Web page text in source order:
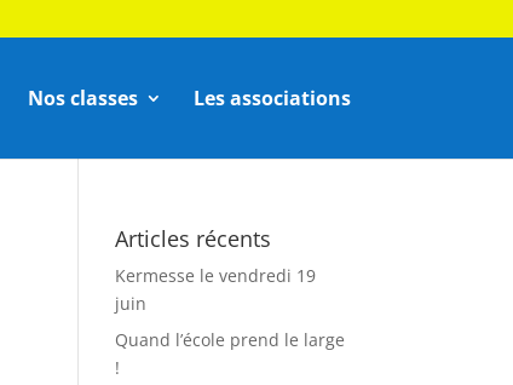
Nos classes Les associations
Articles récents
Kermesse le vendredi 19
juin
Quand l’école prend le large
!